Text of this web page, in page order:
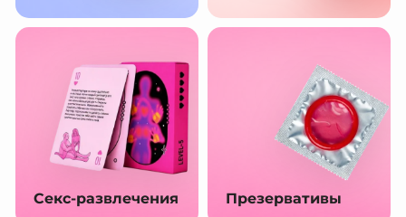
Секс-развлечения Презервативы